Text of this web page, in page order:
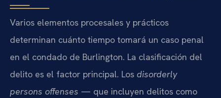
Varios elementos procesales y prácticos
determinan cuánto tiempo tomará un caso penal
en el condado de Burlington. La clasificación del
delito es el factor principal. Los disorderly
persons offenses — que incluyen delitos como